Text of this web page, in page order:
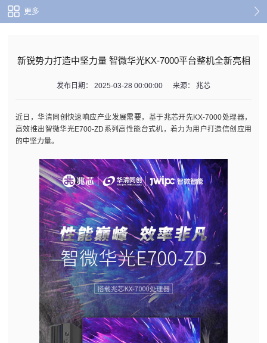
更多
新锐势力打造中坚力量 智微华光KX-7000平台整机全新亮相
发布日期： 2025-03-28 00:00:00 来源： 兆芯
近日，华清同创快速响应产业发展需要，基于兆芯开先KX-7000处理器，
高效推出智微华光E700-ZD系列高性能台式机，着力为用户打造信创应用
的中坚力量。